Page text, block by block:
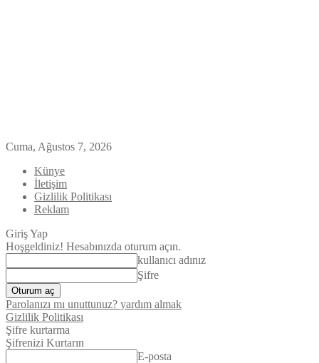
Cuma, Ağustos 7, 2026
Künye
İletişim
Gizlilik Politikası
Reklam
Giriş Yap
Hoşgeldiniz! Hesabınızda oturum açın.
kullanıcı adınız
Şifre
Parolanızı mı unuttunuz? yardım almak
Gizlilik Politikası
Şifre kurtarma
Şifrenizi Kurtarın
E-posta